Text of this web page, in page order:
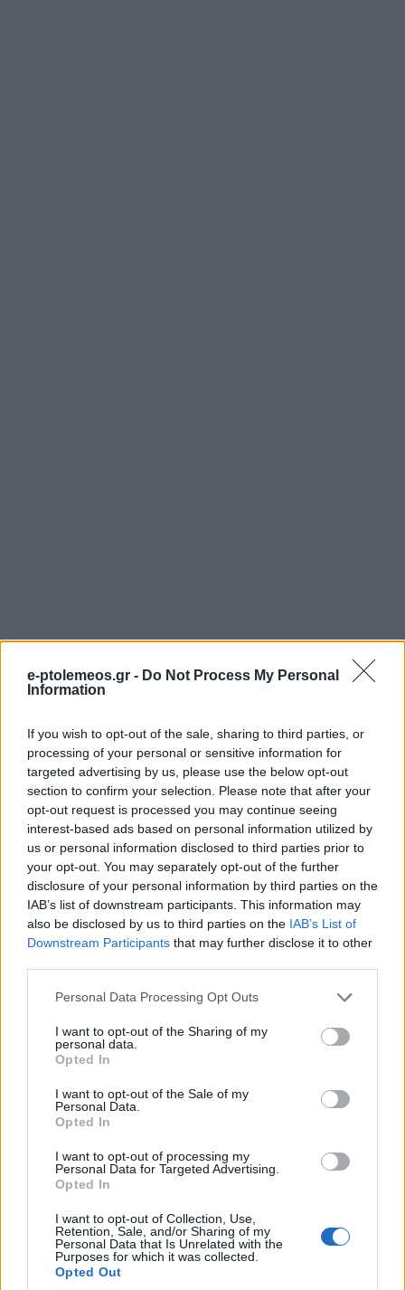
e-ptolemeos.gr - Do Not Process My Personal
Information
If you wish to opt-out of the sale, sharing to third parties, or
processing of your personal or sensitive information for
targeted advertising by us, please use the below opt-out
section to confirm your selection. Please note that after your
opt-out request is processed you may continue seeing
interest-based ads based on personal information utilized by
us or personal information disclosed to third parties prior to
your opt-out. You may separately opt-out of the further
disclosure of your personal information by third parties on the
IAB’s list of downstream participants. This information may
also be disclosed by us to third parties on the IAB’s List of
Downstream Participants that may further disclose it to other
Please note that this website/app uses one or more Google
not limited to your visit or usage behaviour. You may click to
grant or deny consent to Google and its third-party tags to
use your data for below specified purposes in below Google
consent section.
Personal Data Processing Opt Outs
I want to opt-out of the Sharing of my
personal data.
Opted In
I want to opt-out of the Sale of my
Personal Data.
Opted In
I want to opt-out of processing my
Personal Data for Targeted Advertising.
Opted In
I want to opt-out of Collection, Use,
Retention, Sale, and/or Sharing of my
Personal Data that Is Unrelated with the
Purposes for which it was collected.
Opted Out
ΚΟΙΝΩΝΊΑ
Ο Μπάνε Πρέλεβιτς
παρουσίασε το βιβλίο
του “Η Δύναμη της
Ήττας” στην
Πτολεμαΐδα (Βίντεο)
8 Αυγούστου 2026, 1:57 μμ
ΑΡΘΡΟΓΡΑΦΊΑ
αρχή για τη συνέχεια
του έργου “Σήραγγα
Μιχάλη Ραμπίδη
8 Αυγούστου 2026, 1:31 μμ